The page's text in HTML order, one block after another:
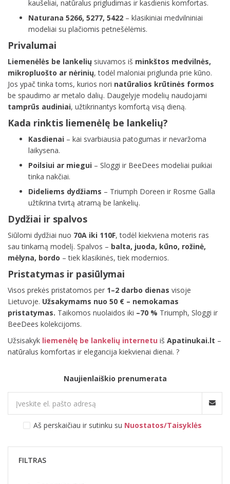
kaušeliai, natūralus prigludimas ir kasdienis komfortas.
Naturana 5266, 5277, 5422 – klasikiniai medvilniniai
modeliai su plačiomis petnešėlėmis.
Privalumai
Liemenėlės be lankelių siuvamos iš minkštos medvilnės,
mikropluošto ar nėrinių, todėl maloniai priglunda prie kūno.
Jos ypač tinka toms, kurios nori natūralios krūtinės formos
be spaudimo ar metalo dalių. Daugelyje modelių naudojami
tamprūs audiniai, užtikrinantys komfortą visą dieną.
Kada rinktis liemenėlę be lankelių?
Kasdienai – kai svarbiausia patogumas ir nevaržoma
laikysena.
Poilsiui ar miegui – Sloggi ir BeeDees modeliai puikiai
tinka nakčiai.
Dideliems dydžiams – Triumph Doreen ir Rosme Galla
užtikrina tvirtą atramą be lankelių.
Dydžiai ir spalvos
Siūlomi dydžiai nuo 70A iki 110F, todėl kiekviena moteris ras
sau tinkamą modelį. Spalvos – balta, juoda, kūno, rožinė,
mėlyna, bordo – tiek klasikinės, tiek modernios.
Pristatymas ir pasiūlymai
Visos prekės pristatomos per 1–2 darbo dienas visoje
Lietuvoje. Užsakymams nuo 50 € – nemokamas
pristatymas. Taikomos nuolaidos iki –70 % Triumph, Sloggi ir
BeeDees kolekcijoms.
Užsisakyk liemenėlę be lankelių internetu iš Apatinukai.lt –
natūralus komfortas ir elegancija kiekvienai dienai. ?
Naujienlaiškio prenumerata
Aš perskaičiau ir sutinku su Nuostatos/Taisyklės
FILTRAS